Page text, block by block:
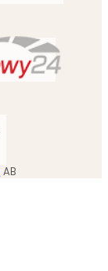
AB